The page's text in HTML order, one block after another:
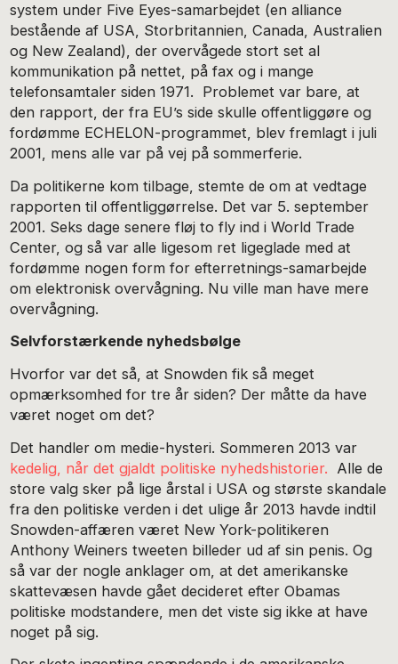
system under Five Eyes-samarbejdet (en alliance
bestående af USA, Storbritannien, Canada, Australien
og New Zealand), der overvågede stort set al
kommunikation på nettet, på fax og i mange
telefonsamtaler siden 1971. Problemet var bare, at
den rapport, der fra EU’s side skulle offentliggøre og
fordømme ECHELON-programmet, blev fremlagt i juli
2001, mens alle var på vej på sommerferie.
Da politikerne kom tilbage, stemte de om at vedtage
rapporten til offentliggørrelse. Det var 5. september
2001. Seks dage senere fløj to fly ind i World Trade
Center, og så var alle ligesom ret ligeglade med at
fordømme nogen form for efterretnings-samarbejde
om elektronisk overvågning. Nu ville man have mere
overvågning.
Selvforstærkende nyhedsbølge
Hvorfor var det så, at Snowden fik så meget
opmærksomhed for tre år siden? Der måtte da have
været noget om det?
Det handler om medie-hysteri. Sommeren 2013 var
kedelig, når det gjaldt politiske nyhedshistorier. Alle de
store valg sker på lige årstal i USA og største skandale
fra den politiske verden i det ulige år 2013 havde indtil
Snowden-affæren været New York-politikeren
Anthony Weiners tweeten billeder ud af sin penis. Og
så var der nogle anklager om, at det amerikanske
skattevæsen havde gået decideret efter Obamas
politiske modstandere, men det viste sig ikke at have
noget på sig.